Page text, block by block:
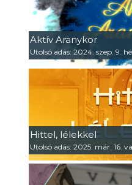
Aktív Aranykor
Utolsó adás: 2024. szep. 9.
Hittel, lélekkel
Utolsó adás: 2025. már. 16.